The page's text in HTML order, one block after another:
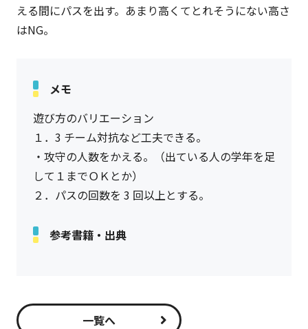
える間にパスを出す。あまり高くてとれそうにない高さ
はNG。
メモ
遊び方のバリエーション
１．3 チーム対抗など工夫できる。
・攻守の人数をかえる。（出ている人の学年を足
して１までＯＫとか）
２．パスの回数を 3 回以上とする。
参考書籍・出典
一覧へ